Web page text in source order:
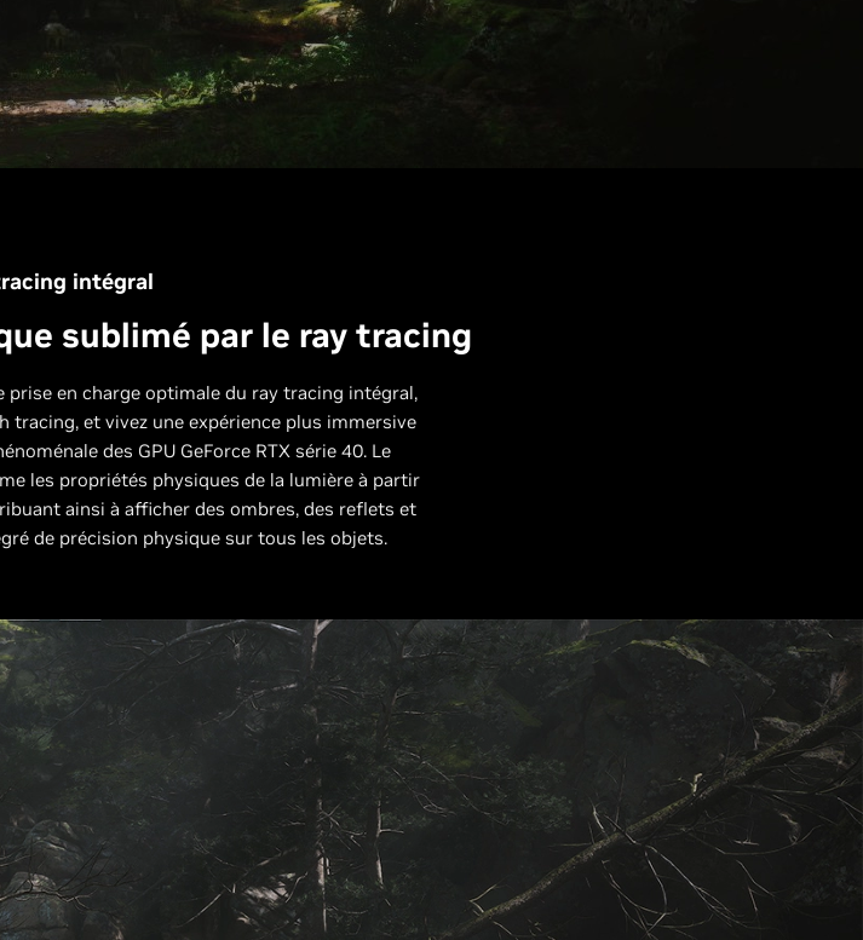
intégral
sublimé par le ray tracing
prise en charge optimale du ray tracing intégral,
tracing, et vivez une expérience plus immersive
des GPU GeForce RTX série 40. Le
les propriétés physiques de la lumière à partir
ainsi à afficher des ombres, des reflets et
de précision physique sur tous les objets.